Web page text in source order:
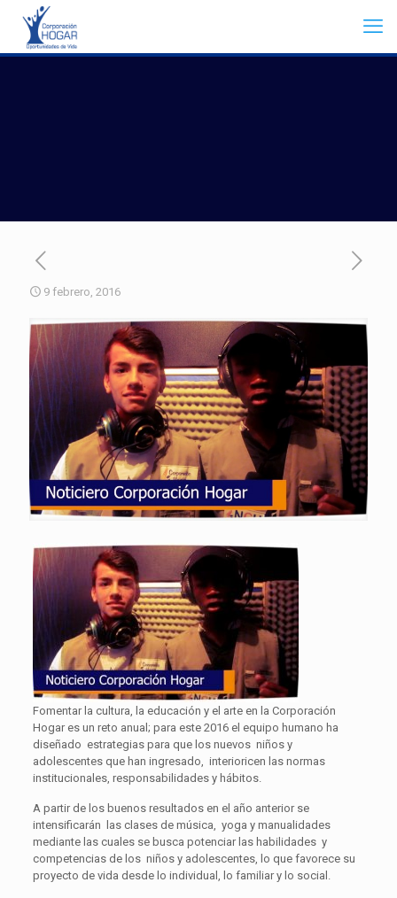
9 febrero, 2016
Fomentar la cultura, la educación y el arte en la Corporación
Hogar es un reto anual; para este 2016 el equipo humano ha
diseñado estrategias para que los nuevos niños y
adolescentes que han ingresado, interioricen las normas
institucionales, responsabilidades y hábitos.
A partir de los buenos resultados en el año anterior se
intensificarán las clases de música, yoga y manualidades
mediante las cuales se busca potenciar las habilidades y
competencias de los niños y adolescentes, lo que favorece su
proyecto de vida desde lo individual, lo familiar y lo social.